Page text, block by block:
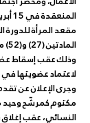
مقعد المرأة للدورة
وذلك عقب إسقاط
لاعتماد عضويتها في
وجرى الإعلان عن
مكتوم كمرشّح وحيد
النسائي، عقب إغلاق